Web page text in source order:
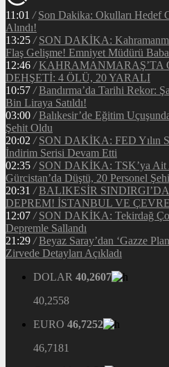
11:01 / Son Dakika: Okulları Hedef
Alındı!
13:25 / SON DAKİKA:
Flaş Gelişme! Emniyet Müdürü Baba
12:46 /
DEHŞETİ: 4 ÖLÜ, 20 YARALI
10:57 / Bandırma’da Tarihi Rekor:
Bin Liraya Satıldı!
03:00 / Balıkesir’de Eğitim
Şehit Oldu
20:02 / SON DAKİKA: FED Yılın
İndirim Serisi Devam Etti
02:35 / SON DAKİKA: TSK’ya Ait
Gürcistan’da Düştü, 20 Personel
20:31 / BALIKESİR
DEPREM! İSTANBUL VE
12:07 / SON DAKİKA: Tekirdağ
Depremle Sallandı
21:29 / Beyaz Saray’dan ‘Gazze
Zirvede Detayları Açıkladı
DOLAR 40,2607
40,2558
EURO 46,7252
46,7181